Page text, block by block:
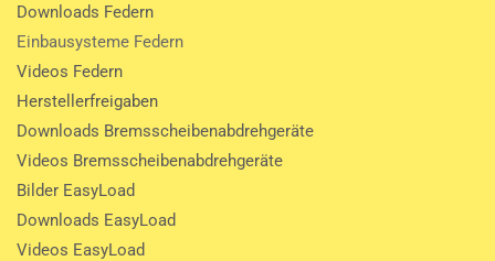
Downloads Federn
Einbausysteme Federn
Videos Federn
Herstellerfreigaben
Downloads Bremsscheibenabdrehgeräte
Videos Bremsscheibenabdrehgeräte
Bilder EasyLoad
Downloads EasyLoad
Videos EasyLoad